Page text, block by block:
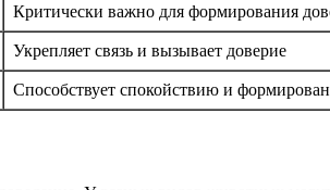
Критически важно для формирования
Укрепляет связь и вызывает доверие
Способствует спокойствию и